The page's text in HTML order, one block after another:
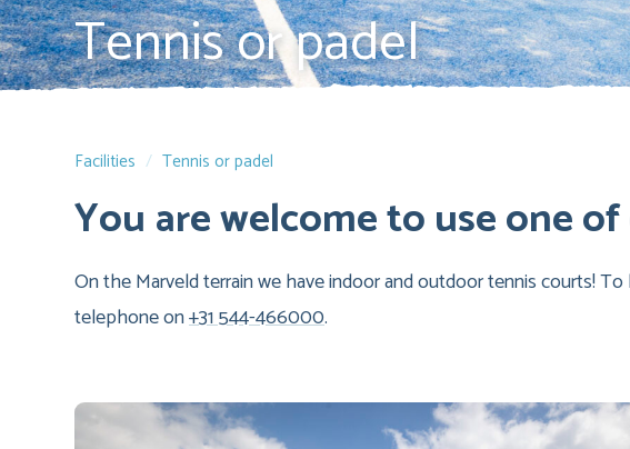
Tennis or padel
Facilities Tennis or padel
You are welcome to use one
On the Marveld terrain we have indoor and outdoor tennis courts!
telephone on+31 544-466000.